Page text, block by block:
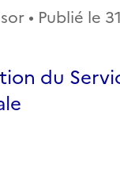
• Publié le
du